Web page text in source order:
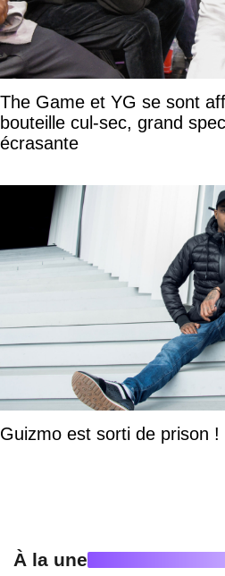
The Game et YG se sont
bouteille cul-sec, grand
écrasante
Guizmo est sorti de prison !
À la une